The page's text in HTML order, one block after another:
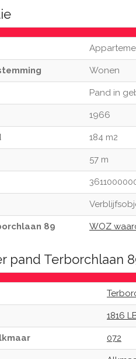
Wonen
Pand in
1966
184 m2
57 m
89 WOZ
pand Terborchlaan
1816
072